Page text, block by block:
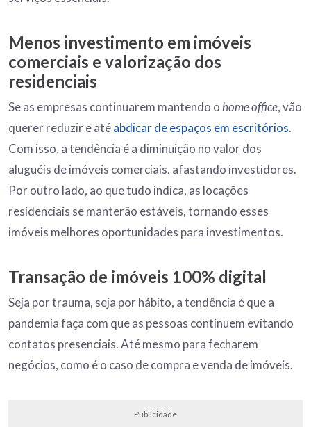
Menos investimento em imóveis
comerciais e valorização dos
residenciais
Se as empresas continuarem mantendo ohome office, vão
querer reduzir e atéabdicar de espaços em escritórios.
Com isso, a tendência é a diminuição no valor dos
aluguéis de imóveis comerciais, afastando investidores.
Por outro lado, ao que tudo indica, as locações
residenciais se manterão estáveis, tornando esses
imóveis melhores oportunidades para investimentos.
Transação de imóveis 100% digital
Seja por trauma, seja por hábito, a tendência é que a
pandemia faça com que as pessoas continuem evitando
contatos presenciais. Até mesmo para fecharem
negócios, como é o caso de compra e venda de imóveis.
Publicidade